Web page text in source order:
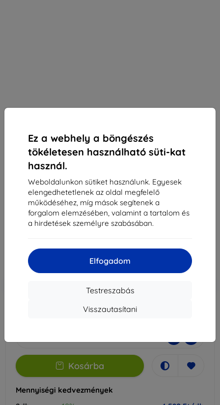
Ez a webhely a böngészés
tökéletesen használható süti-kat
használ.
Weboldalunkon sütiket használunk. Egyesek
elengedhetetlenek az oldal megfelelő
működéséhez, míg mások segítenek a
forgalom elemzésében, valamint a tartalom és
a hirdetések személyre szabásában.
Elfogadom
Testreszabás
Visszautasítani
3mk Silky Matt Privacy védőfólia Motorola Moto G
5G 2025-hez
Alkalmas: Motorola MOTO G
5 089 Ft
4 580 Ft
Ár ÁFA nelkül
Kosárba
Mennyiségi kedvezmények